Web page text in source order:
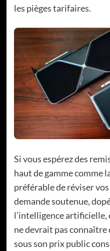
les pièges tarifaires.
Si vous espérez des
haut de gamme comme
préférable de réviser
demande soutenue,
l’intelligence artificielle,
ne devrait pas
sous son prix public